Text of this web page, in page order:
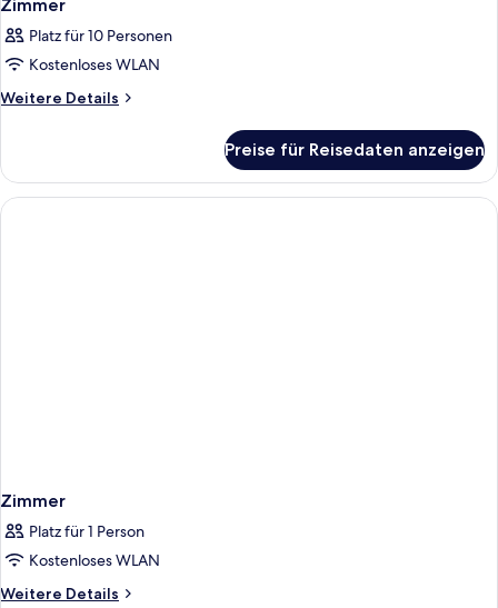
Zimmer
Platz für 10 Personen
Kostenloses WLAN
Weitere Details
Weitere
Preise für Reisedaten anzeigen
Zimmer
Platz für 1 Person
Kostenloses WLAN
Weitere Details
Weitere